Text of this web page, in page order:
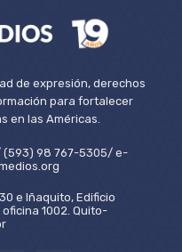
de expresión, derechos
para fortalecer
en las Américas.
(593) 98 767-5305/ e-
e Iñaquito, Edificio
1002. Quito-